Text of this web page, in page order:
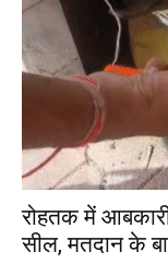
रोहतक में
सील, मतदान के